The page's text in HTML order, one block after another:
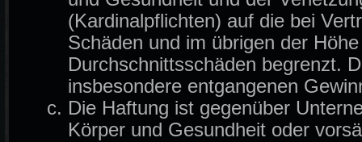
(Kardinalpflichten) auf die bei
Schäden und im übrigen der
Durchschnittsschäden begrenzt.
insbesondere entgangenen
Die Haftung ist gegenüber
Körper und Gesundheit oder